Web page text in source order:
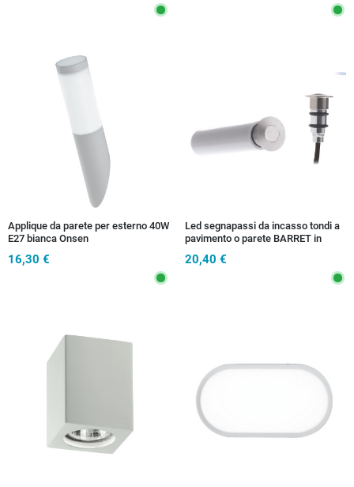
Applique da parete per esterno 40W
E27 bianca Onsen
16,30 €
Led segnapassi da incasso tondi a
pavimento o parete BARRET in
20,40 €